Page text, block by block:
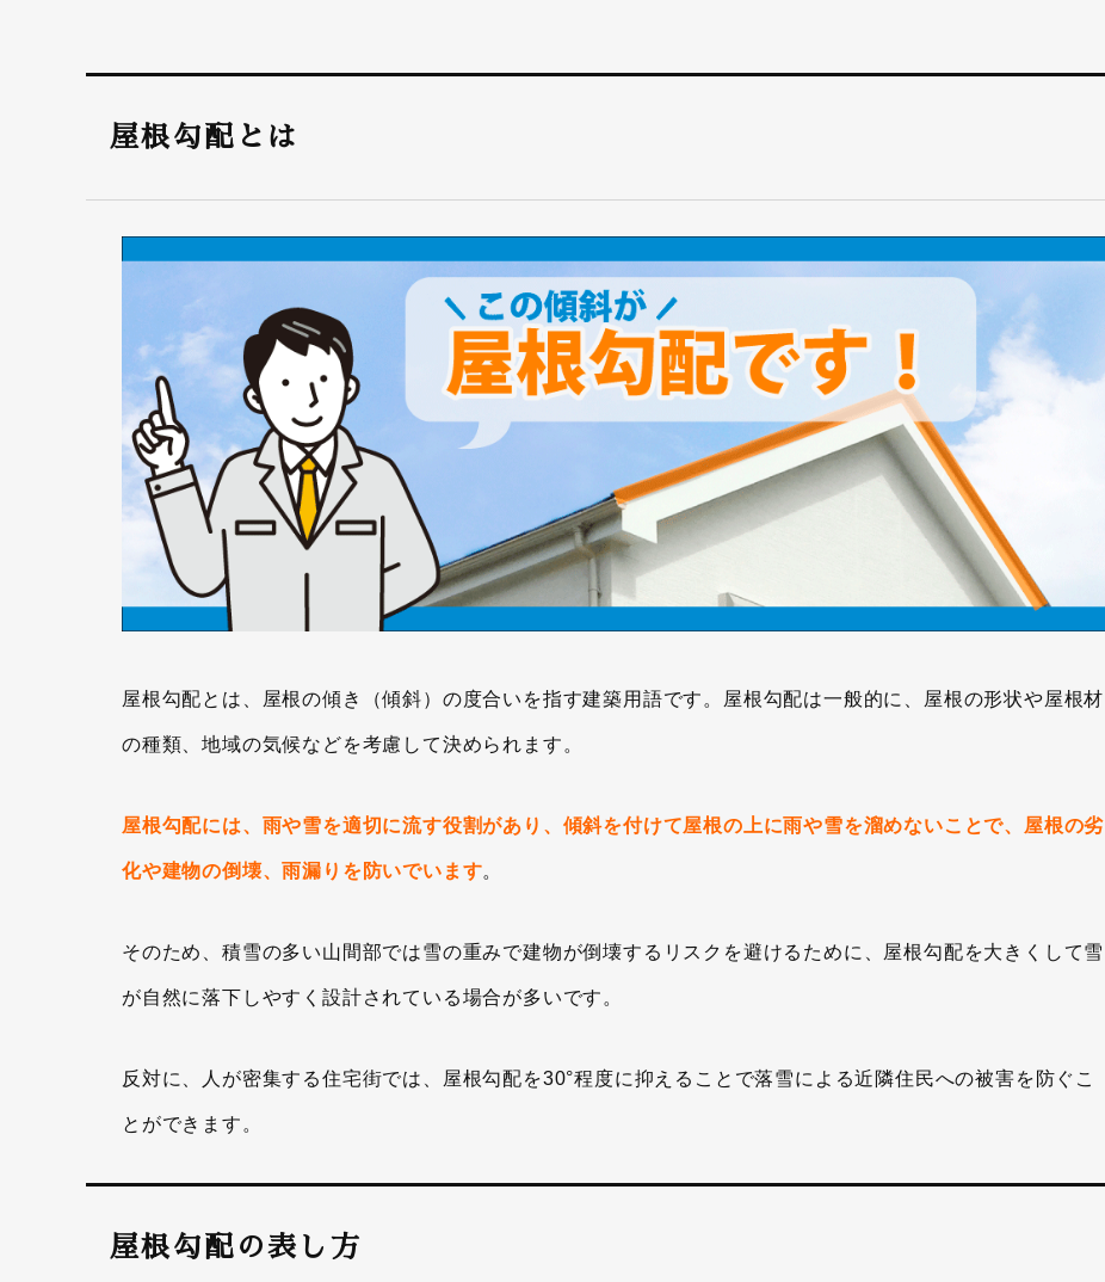
屋根勾配とは
屋根勾配とは、屋根の傾き（傾斜）の度合いを指す建築用語です。屋根勾配は一般的に、屋根の形状や屋根材
の種類、地域の気候などを考慮して決められます。
屋根勾配には、雨や雪を適切に流す役割があり、傾斜を付けて屋根の上に雨や雪を溜めないことで、屋根の劣
化や建物の倒壊、雨漏りを防いでいます。
そのため、積雪の多い山間部では雪の重みで建物が倒壊するリスクを避けるために、屋根勾配を大きくして雪
が自然に落下しやすく設計されている場合が多いです。
反対に、人が密集する住宅街では、屋根勾配を30°程度に抑えることで落雪による近隣住民への被害を防ぐこ
とができます。
屋根勾配の表し方